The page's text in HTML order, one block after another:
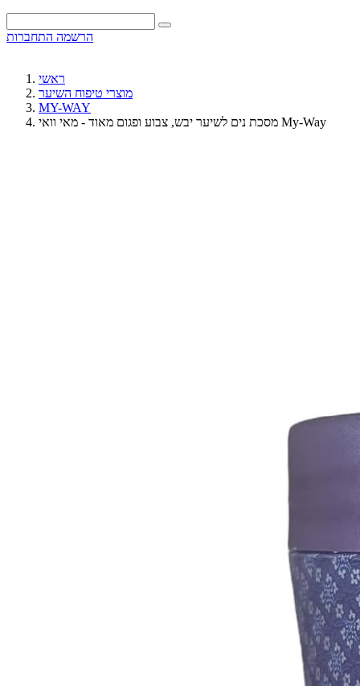
הרשמה התחברות
ראשי
מוצרי טיפוח השיער
MY-WAY
מסכת נים לשיער יבש, צבוע ופגום מאוד - מאי וואי My-Way